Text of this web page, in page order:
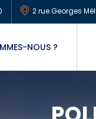
2 rue Georges
NOUS ?